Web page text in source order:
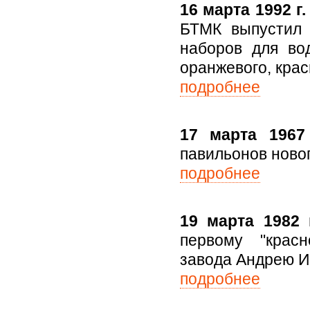
16 марта 1992 г.
БТМК
наборов для
оранжевого,
подробнее
17 марта 1967
павильонов
подробнее
19 марта 1982
первому
завода Андрею
подробнее